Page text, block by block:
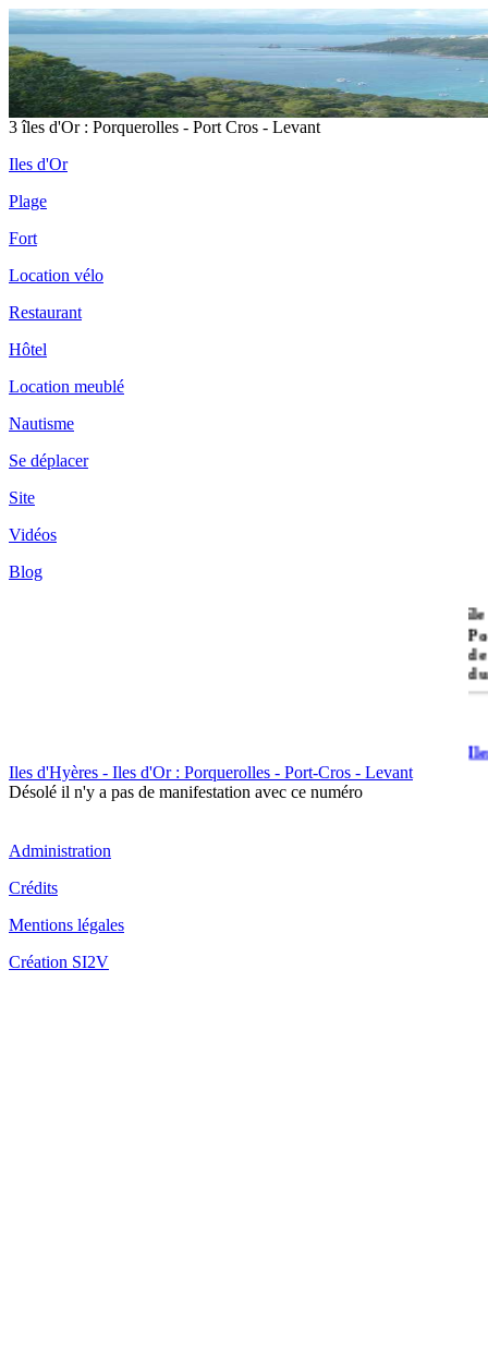
3 îles d'Or : Porquerolles - Port Cros - Levant
Iles d'Or
Plage
Fort
Location vélo
Restaurant
Hôtel
Location meublé
Nautisme
Se déplacer
Site
Vidéos
Blog
île
Iles d'Hyères - Iles d'Or : Porquerolles - Port-Cros - Levant
Désolé il n'y a pas de manifestation avec ce numéro
Administration
Crédits
Mentions légales
Création SI2V